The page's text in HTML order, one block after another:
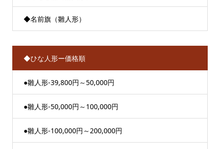
◆名前旗（雛人形）
◆ひな人形ー価格順
●雛人形-39,800円～50,000円
●雛人形-50,000円～100,000円
●雛人形-100,000円～200,000円